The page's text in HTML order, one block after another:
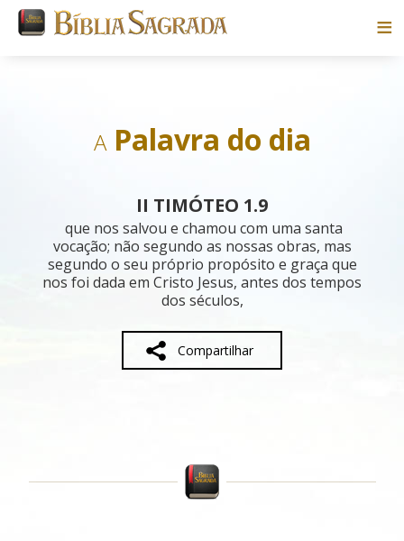
Blog
Parceiros
APalavra do dia
II TIMÓTEO 1.9
que nos salvou e chamou com uma santa
vocação; não segundo as nossas obras, mas
segundo o seu próprio propósito e graça que
nos foi dada em Cristo Jesus, antes dos tempos
dos séculos,
Compartilhar